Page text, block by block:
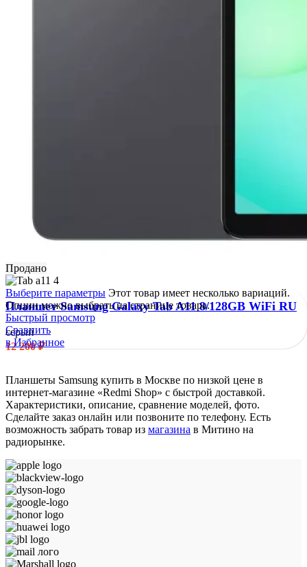
Продано
Выберите параметры Этот товар имеет несколько вариаций.
Опции можно выбрать на странице товара.
Быстрый просмотр
Сравнить
в Избранное
Планшет Samsung Galaxy Tab A11 8/128GB WiFi RU
серый
12 200₽
Планшеты Samsung купить в Москве по низкой цене в
интернет-магазине «Redmi Shop» с быстрой доставкой.
Характеристики, описание, сравнение моделей, фото.
Сделайте заказ онлайн или позвоните по телефону. Есть
возможность забрать товар из магазина в Митино на
радиорынке.